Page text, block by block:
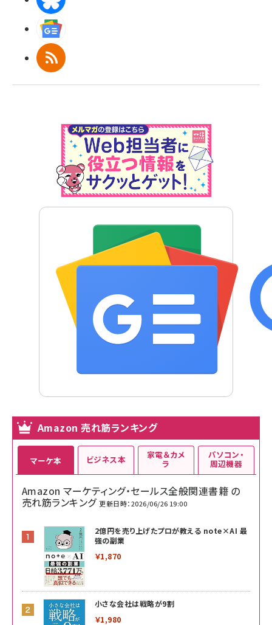
RSS
Amazon 売れ筋ランキング
マーケ本
Amazon マーケティング・セールス全般関連書籍 の
売れ筋ランキング 更新日時：2026/06/26 19:00
2億円を売り上げたプロが教える note×AI 最
強の副業
￥1,870
小さな会社は戦略が9割
￥1,980
ビジネス本 家電＆カメ
ラ
パソコン・
周辺機器